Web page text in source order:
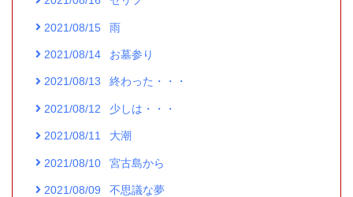
2021/08/15 雨
2021/08/14 お墓参り
2021/08/13 終わった・・・
2021/08/12 少しは・・・
2021/08/11 大潮
2021/08/10 宮古島から
2021/08/09 不思議な夢